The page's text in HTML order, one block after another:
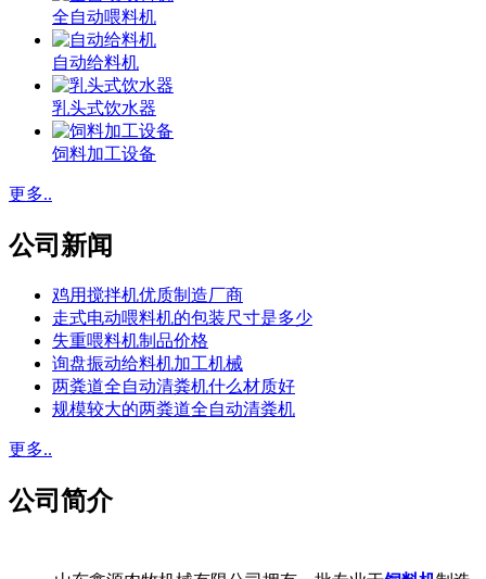
全自动喂料机
自动给料机
乳头式饮水器
饲料加工设备
更多..
公司新闻
鸡用搅拌机优质制造厂商
走式电动喂料机的包装尺寸是多少
失重喂料机制品价格
询盘振动给料机加工机械
两粪道全自动清粪机什么材质好
规模较大的两粪道全自动清粪机
更多..
公司简介